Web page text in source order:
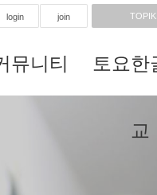
login join TOPIK
뮤니티 토요한
교